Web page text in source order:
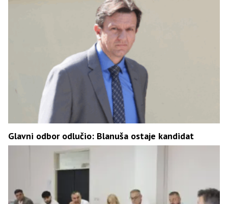
Glavni odbor odlučio: Blanuša ostaje kandidat